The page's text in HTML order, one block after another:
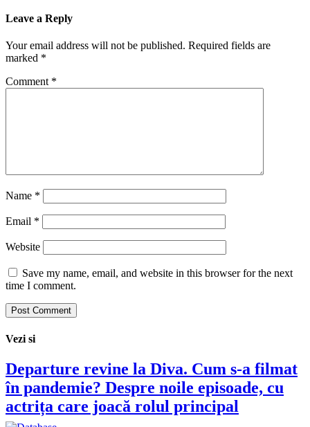
Leave a Reply
Your email address will not be published. Required fields are
marked *
Comment *
Name *
Email *
Website
Save my name, email, and website in this browser for the next
time I comment.
Vezi si
Departure revine la Diva. Cum s-a filmat
în pandemie? Despre noile episoade, cu
actrița care joacă rolul principal